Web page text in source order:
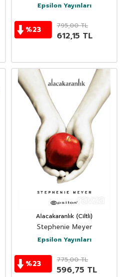
Epsilon Yayınları
%23 795,00TL
612,15 TL
Alacakaranlık (Ciltli)
Stephenie Meyer
Epsilon Yayınları
%23 775,00TL
596,75 TL